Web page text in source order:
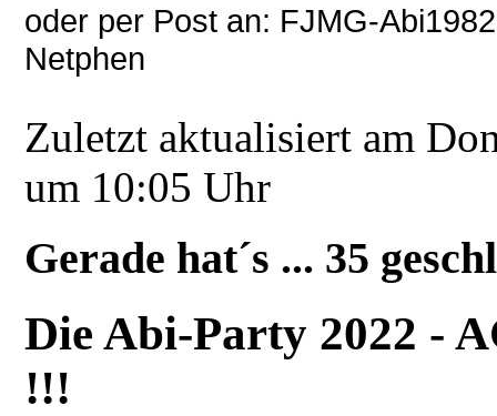
oder per Post an: FJMG-
Netphen
Zuletzt aktualisiert am
um 10:05 Uhr
Gerade hat´s ... 35
Die Abi-Party 2022 -
!!!